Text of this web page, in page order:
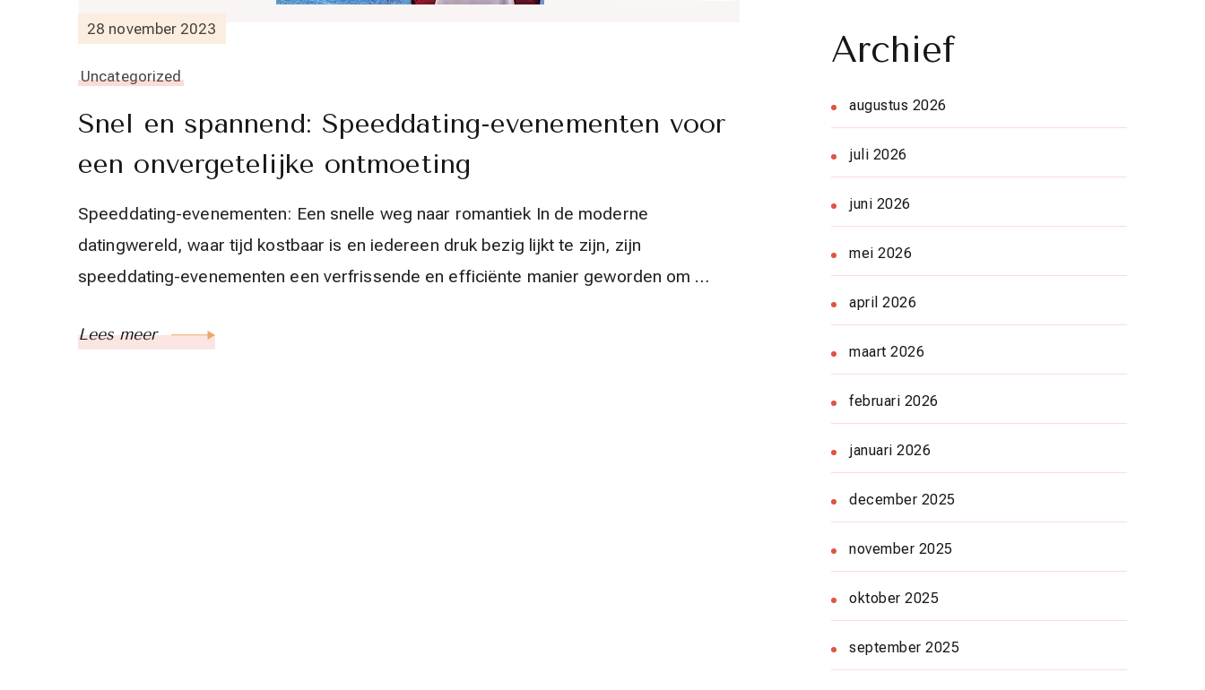
28 november 2023
Uncategorized
Snel en spannend: Speeddating-evenementen voor
een onvergetelijke ontmoeting
Speeddating-evenementen: Een snelle weg naar romantiek In de moderne
datingwereld, waar tijd kostbaar is en iedereen druk bezig lijkt te zijn, zijn
speeddating-evenementen een verfrissende en efficiënte manier geworden om …
Lees meer
Archief
augustus 2026
juli 2026
juni 2026
mei 2026
april 2026
maart 2026
februari 2026
januari 2026
december 2025
november 2025
oktober 2025
september 2025